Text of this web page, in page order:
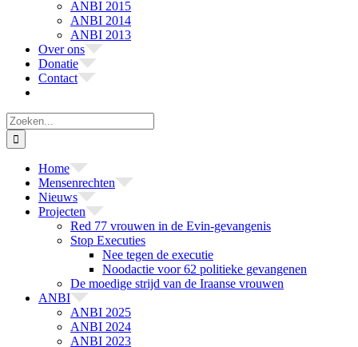
ANBI 2015
ANBI 2014
ANBI 2013
Over ons
Donatie
Contact
Zoeken
naar:
Home
Mensenrechten
Nieuws
Projecten
Red 77 vrouwen in de Evin-gevangenis
Stop Executies
Nee tegen de executie
Noodactie voor 62 politieke gevangenen
De moedige strijd van de Iraanse vrouwen
ANBI
ANBI 2025
ANBI 2024
ANBI 2023